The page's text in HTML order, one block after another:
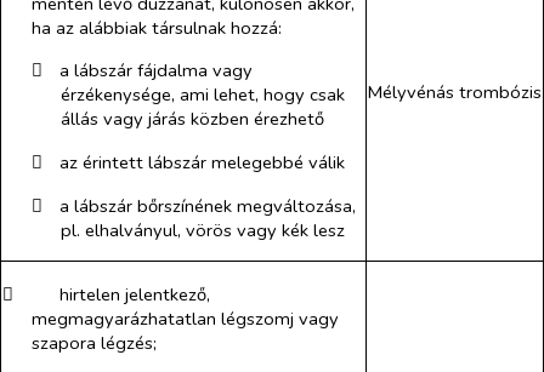
ha az alábbiak társulnak hozzá:
​
a lábszár fájdalma vagy
érzékenysége, ami lehet, hogy csak
állás vagy járás közben érezhető
​
az érintett lábszár melegebbé válik
​
a lábszár bőrszínének megváltozása,
pl. elhalványul, vörös vagy kék lesz
Mélyvénás trombózis
​
hirtelen jelentkező,
megmagyarázhatatlan légszomj vagy
szapora légzés;